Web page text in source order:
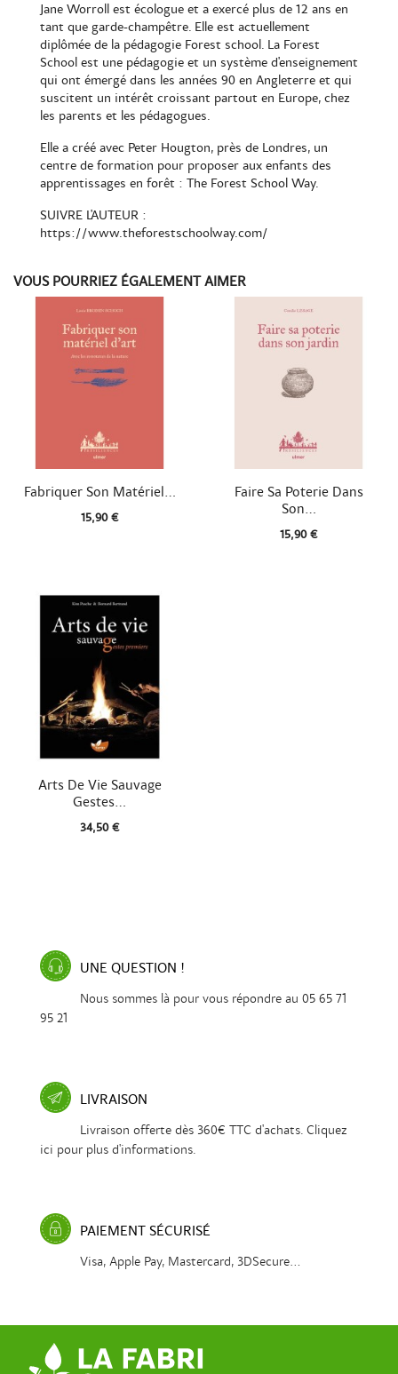
Jane Worroll est écologue et a exercé plus de 12 ans en
tant que garde-champêtre. Elle est actuellement
diplômée de la pédagogie Forest school. La Forest
School est une pédagogie et un système d'enseignement
qui ont émergé dans les années 90 en Angleterre et qui
suscitent un intérêt croissant partout en Europe, chez
les parents et les pédagogues.
Elle a créé avec Peter Hougton, près de Londres, un
centre de formation pour proposer aux enfants des
apprentissages en forêt : The Forest School Way.
SUIVRE L'AUTEUR :
https://www.theforestschoolway.com/
VOUS POURRIEZ ÉGALEMENT AIMER
Aperçu rapide
Fabriquer Son Matériel...
15,90 €
 Aperçu rapide
Faire Sa Poterie Dans
Son...
15,90 €
 Aperçu rapide
Arts De Vie Sauvage
Gestes...
34,50 €
UNE QUESTION !
Nous sommes là pour vous répondre au 05 65 71
95 21
LIVRAISON
Livraison offerte dès 360€ TTC d'achats. Cliquez
ici pour plus d'informations.
PAIEMENT SÉCURISÉ
Visa, Apple Pay, Mastercard, 3DSecure...